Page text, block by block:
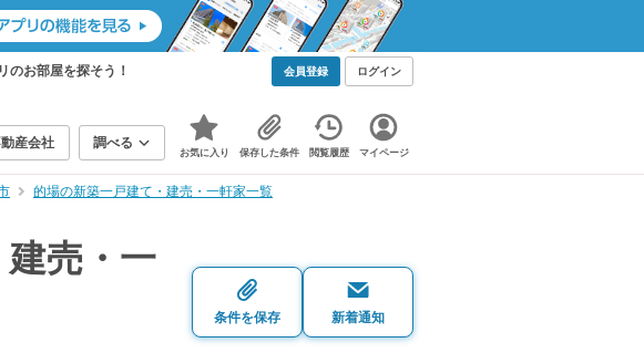
のお部屋を探そう！ 会員登録 ログイン
産会社 調べる
お気に入り 保存した条件 閲覧履歴 マイページ
的場の新築一戸建て・建売・一軒家一覧
建売・一
条件を保存 新着通知